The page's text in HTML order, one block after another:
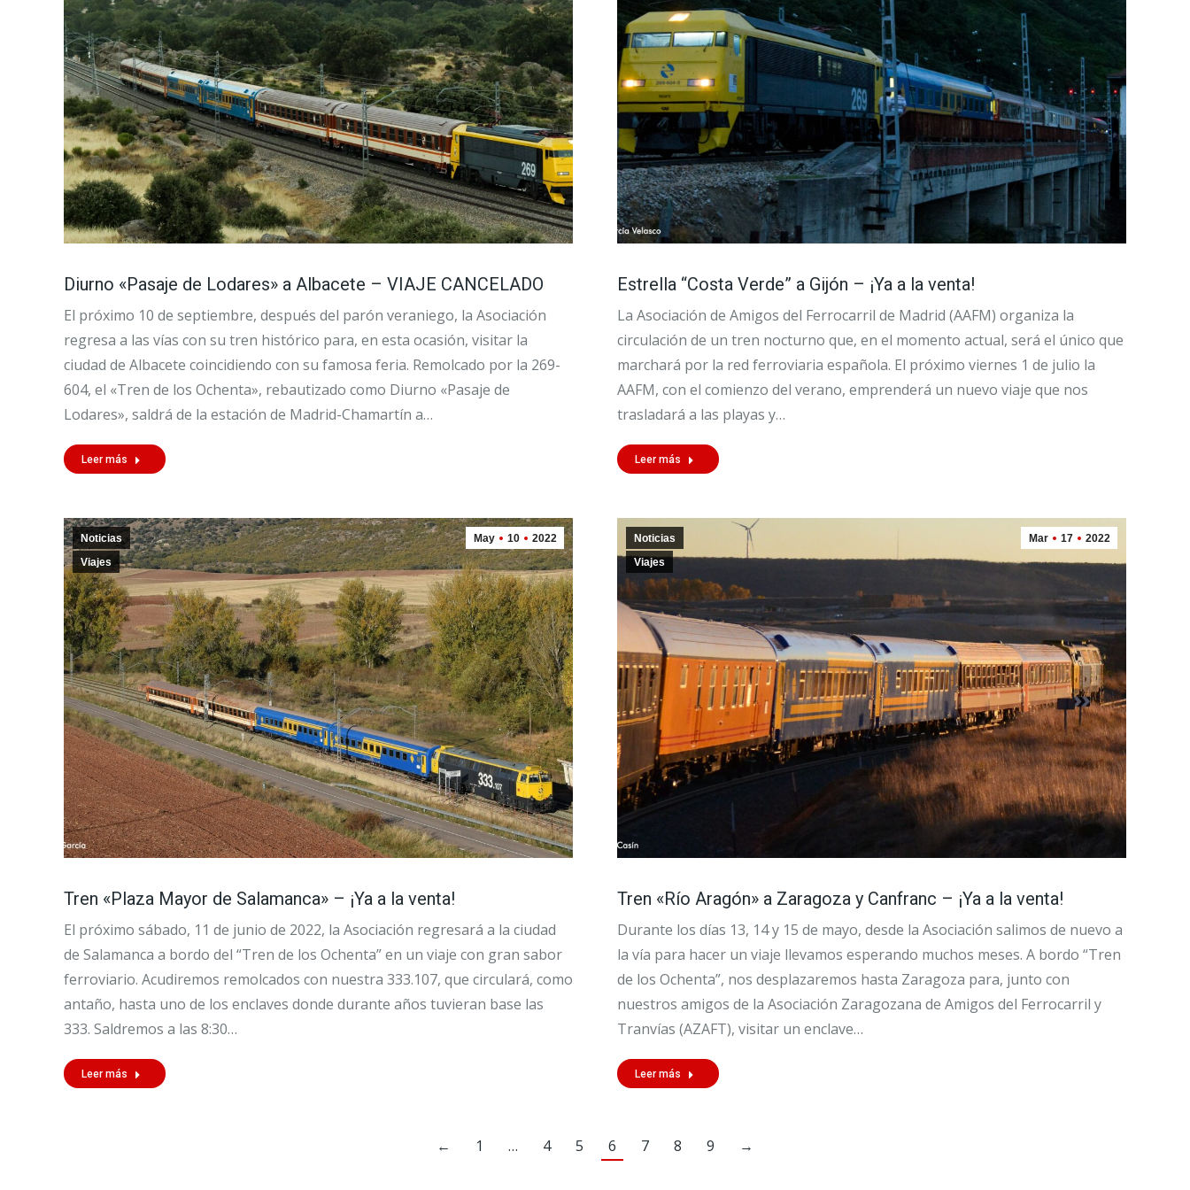
Diurno «Pasaje de Lodares» a Albacete – VIAJE CANCELADO
El próximo 10 de septiembre, después del parón veraniego, la Asociación
regresa a las vías con su tren histórico para, en esta ocasión, visitar la
ciudad de Albacete coincidiendo con su famosa feria. Remolcado por la 269-
604, el «Tren de los Ochenta», rebautizado como Diurno «Pasaje de
Lodares», saldrá de la estación de Madrid-Chamartín a…
Leer más
Estrella “Costa Verde” a Gijón – ¡Ya a la venta!
La Asociación de Amigos del Ferrocarril de Madrid (AAFM) organiza la
circulación de un tren nocturno que, en el momento actual, será el único que
marchará por la red ferroviaria española. El próximo viernes 1 de julio la
AAFM, con el comienzo del verano, emprenderá un nuevo viaje que nos
trasladará a las playas y…
Leer más
May 10 2022
Noticias
Viajes
Tren «Plaza Mayor de Salamanca» – ¡Ya a la venta!
El próximo sábado, 11 de junio de 2022, la Asociación regresará a la ciudad
de Salamanca a bordo del “Tren de los Ochenta” en un viaje con gran sabor
ferroviario. Acudiremos remolcados con nuestra 333.107, que circulará, como
antaño, hasta uno de los enclaves donde durante años tuvieran base las
333. Saldremos a las 8:30…
Leer más
Mar 17 2022
Noticias
Viajes
Tren «Río Aragón» a Zaragoza y Canfranc – ¡Ya a la venta!
Durante los días 13, 14 y 15 de mayo, desde la Asociación salimos de nuevo a
la vía para hacer un viaje llevamos esperando muchos meses. A bordo “Tren
de los Ochenta”, nos desplazaremos hasta Zaragoza para, junto con
nuestros amigos de la Asociación Zaragozana de Amigos del Ferrocarril y
Tranvías (AZAFT), visitar un enclave…
Leer más
← 1 … 4 5 6 7 8 9 →